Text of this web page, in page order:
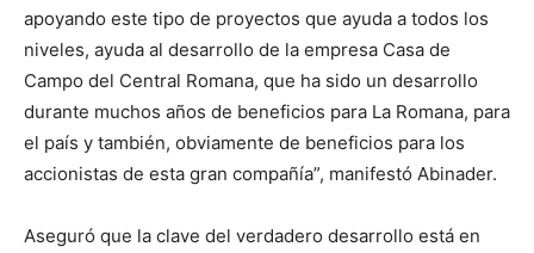
apoyando este tipo de proyectos que ayuda a todos los
niveles, ayuda al desarrollo de la empresa Casa de
Campo del Central Romana, que ha sido un desarrollo
durante muchos años de beneficios para La Romana, para
el país y también, obviamente de beneficios para los
accionistas de esta gran compañía”, manifestó Abinader.
Aseguró que la clave del verdadero desarrollo está en